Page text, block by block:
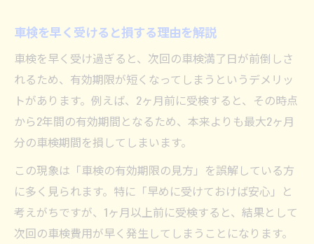
車検を早く受けると損する理由を解説
車検を早く受け過ぎると、次回の車検満了日が前倒しさ
れるため、有効期限が短くなってしまうというデメリッ
トがあります。例えば、2ヶ月前に受検すると、その時点
から2年間の有効期間となるため、本来よりも最大2ヶ月
分の車検期間を損してしまいます。
この現象は「車検の有効期限の見方」を誤解している方
に多く見られます。特に「早めに受けておけば安心」と
考えがちですが、1ヶ月以上前に受検すると、結果として
次回の車検費用が早く発生してしまうことになります。